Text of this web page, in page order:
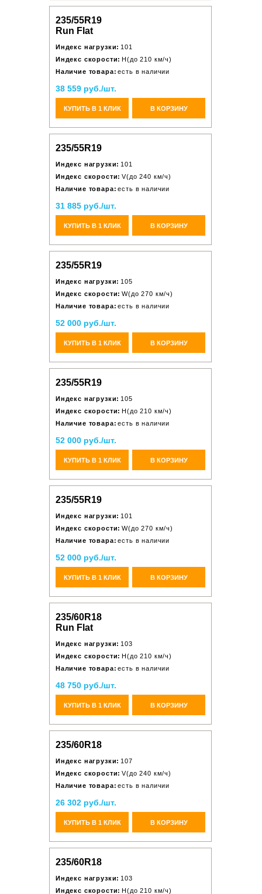
235/55R19
Run Flat
Индекс нагрузки: 101
Индекс скорости: H(до 210 км/ч)
Наличие товара: есть в наличии
38 559 руб./шт.
КУПИТЬ В 1 КЛИК В КОРЗИНУ
235/55R19
Индекс нагрузки: 101
Индекс скорости: V(до 240 км/ч)
Наличие товара: есть в наличии
31 885 руб./шт.
КУПИТЬ В 1 КЛИК В КОРЗИНУ
235/55R19
Индекс нагрузки: 105
Индекс скорости: W(до 270 км/ч)
Наличие товара: есть в наличии
52 000 руб./шт.
КУПИТЬ В 1 КЛИК В КОРЗИНУ
235/55R19
Индекс нагрузки: 105
Индекс скорости: H(до 210 км/ч)
Наличие товара: есть в наличии
52 000 руб./шт.
КУПИТЬ В 1 КЛИК В КОРЗИНУ
235/55R19
Индекс нагрузки: 101
Индекс скорости: W(до 270 км/ч)
Наличие товара: есть в наличии
52 000 руб./шт.
КУПИТЬ В 1 КЛИК В КОРЗИНУ
235/60R18
Run Flat
Индекс нагрузки: 103
Индекс скорости: H(до 210 км/ч)
Наличие товара: есть в наличии
48 750 руб./шт.
КУПИТЬ В 1 КЛИК В КОРЗИНУ
235/60R18
Индекс нагрузки: 107
Индекс скорости: V(до 240 км/ч)
Наличие товара: есть в наличии
26 302 руб./шт.
КУПИТЬ В 1 КЛИК В КОРЗИНУ
235/60R18
Индекс нагрузки: 103
Индекс скорости: H(до 210 км/ч)